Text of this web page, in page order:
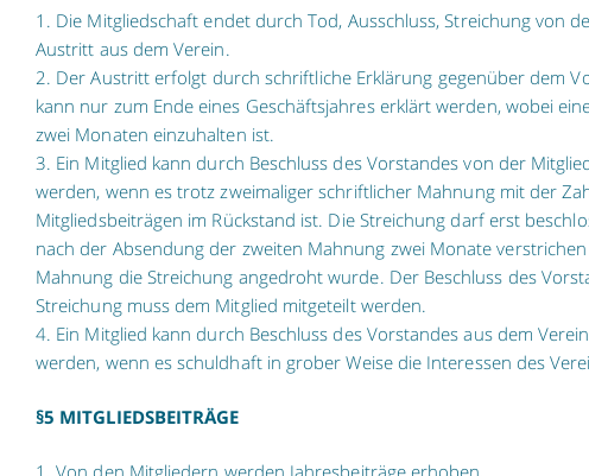
1. Die Mitgliedschaft endet durch Tod, Ausschluss, Streichung von
Austritt aus dem Verein.
2. Der Austritt erfolgt durch schriftliche Erklärung gegenüber dem
kann nur zum Ende eines Geschäftsjahres erklärt werden, wobei
zwei Monaten einzuhalten ist.
3. Ein Mitglied kann durch Beschluss des Vorstandes von der
werden, wenn es trotz zweimaliger schriftlicher Mahnung mit der
Mitgliedsbeiträgen im Rückstand ist. Die Streichung darf erst
nach der Absendung der zweiten Mahnung zwei Monate
Mahnung die Streichung angedroht wurde. Der Beschluss des
Streichung muss dem Mitglied mitgeteilt werden.
4. Ein Mitglied kann durch Beschluss des Vorstandes aus dem
werden, wenn es schuldhaft in grober Weise die Interessen des
§5 MITGLIEDSBEITRÄGE
1. Von den Mitgliedern werden Jahresbeiträge erhoben.